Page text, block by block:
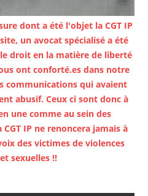
dont a été l'objet la CGT IP
un avocat spécialisé a été
droit en la matière de liberté
ont conforté.es dans notre
communications qui avaient
abusif. Ceux ci sont donc à
une comme au sein des
IP ne renoncera jamais à
des victimes de violences
sexuelles !!